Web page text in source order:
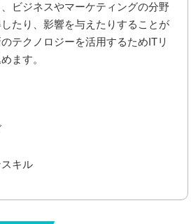
ビジネスやマーケティングの分野
たり、影響を与えたりすることが
テクノロジーを活用するためITリ
ます。
キル